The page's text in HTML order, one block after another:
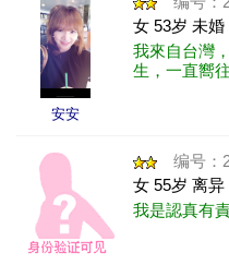
安安
女 53岁 未
我來自台灣
生，一直嚮
编号：
女 55岁 离
我是認真有